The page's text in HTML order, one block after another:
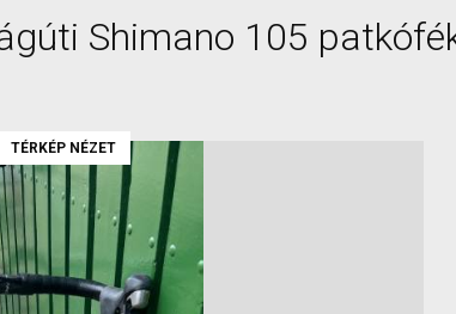
Shimano 105
TÉRKÉP NÉZET